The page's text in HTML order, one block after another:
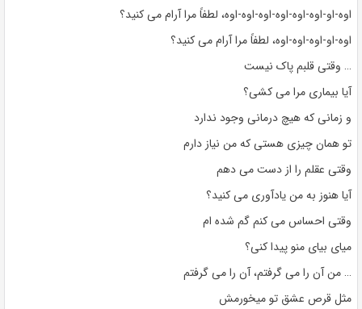
اوه-او-اوه-اوه-اوه-اوه-اوه-اوه، لطفاً مرا آرام می کنید؟
اوه-او-اوه-اوه-اوه، لطفاً مرا آرام می کنید؟
… وقتی قلبم پاک نیست
آیا بیماری مرا می کشی؟
و زمانی که هیچ درمانی وجود ندارد
تو همان چیزی هستی که من نیاز دارم
وقتی عقلم را از دست می دهم
آیا هنوز به من یادآوری می کنید؟
وقتی احساس می کنم گم شده ام
میای بیای منو پیدا کنی؟
… من آن را می گرفتم، آن را می گرفتم
مثل قرص عشق تو میخورمش